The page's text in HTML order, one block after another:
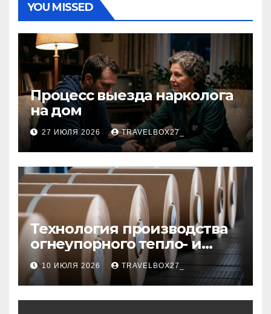
YOU MISSED
Процесс выезда нарколога
на дом
27 ИЮЛЯ 2026 TRAVELBOX27_
Технология производства
огнеупорного тепло- и
звукоизоляционного
картона из
муллитокремнеземистого
волокна
10 ИЮЛЯ 2026 TRAVELBOX27_